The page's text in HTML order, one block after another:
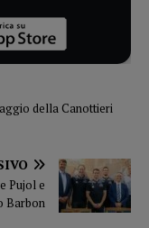
della Canottieri
Pujol e
Barbon